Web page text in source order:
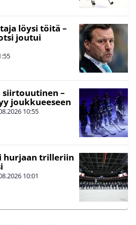
löysi töitä –
joutui
siirtouutinen –
joukkueeseen
10:55
hurjaan trilleriin
10:01